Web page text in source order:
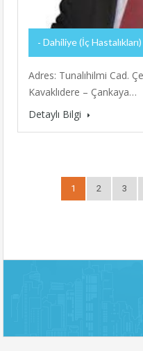
Dahiliye (İç Hastalıkları)
Adres: Tunalıhilmi Cad.
Kavaklıdere – Çankaya…
Detaylı Bilgi
1 2 3